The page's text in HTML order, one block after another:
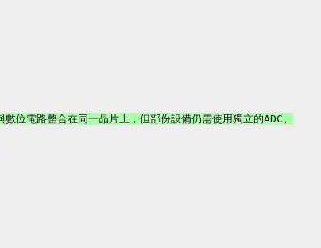
位電路整合在同一晶片上，但部份設備仍需使用獨立的ADC。